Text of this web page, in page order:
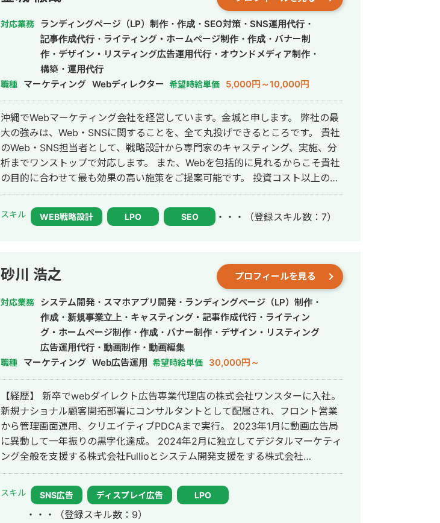
パートナー加盟 メールアドレス r.yonemori@regalonico.com 米森直通 070-
8467-5366
対応業務
ランディングページ（LP）制作・作成・SEO対策・SNS運用代行・
記事作成代行・ライティング・ホームページ制作・作成・バナー制
作・デザイン・リスティング広告運用代行・オウンドメディア制作・
構築・運用代行
職種 マーケティング Webディレクター 希望時給単価 5,000円～10,000円
沖縄でWebマーケティング会社を経営しています。金城と申します。 弊社の最
大の強みは、Web・SNSに関することを、全て丸投げできるところです。 貴社
のWeb・SNS担当者として、戦略設計から専門家のキャスティング、実施、分
析までワンストップで対応します。 また、Webを包括的に見れるからこそ貴社
の目的に合わせて最も効果の高い施策をご提案可能です。 投資コスト以上の成
果を出すことをお約束しています。 おかげさまで継続利用率は90%超えです。
ご相談からお見積もりまで完全無料。強引な勧誘等も一切いたしませんので、
まずはお気軽にお問い合わせください。 「頼んでよかった」と思ってもらえる
スキル WEB戦略設計 LPO SEO ・・・ （登録スキル数：7）
砂川 浩之 プロフィールを見る
対応業務
システム開発・スマホアプリ開発・ランディングページ（LP）制作・
作成・新規事業立上・キャスティング・記事作成代行・ライティン
グ・ホームページ制作・作成・バナー制作・デザイン・リスティング
広告運用代行・動画制作・動画編集
職種 マーケティング Web広告運用 希望時給単価 30,000円～
【経歴】 新卒でwebダイレクト広告専業代理店の株式会社ワンスターに入社。
新規ナショナル顧客開拓部署にコンサルタントとして配属され、フロント営業
から管理画面運用、クリエイティブPDCAまで実行。 2023年1月に動画広告局
に異動して一年振りの黒字化達成。 2024年2月に独立してデジタルマーケティ
ング全般を支援する株式会社Fullioとシステム開発支援をする株式会社
BRAVEAIDを創業、代表取締役就任。 【主な実績】 ・D2C系 飲料、食品、化
粧品、健康食品を中心に月額100万円から最高1.65億円の運用実績があります。
特にMeta広告、Google広告の攻略が強く、時点でYDA、TikTok、各種DSP、
LINE（YDAに統合されますが）、Smartnewsの順に運用、CPA目標クリア実績
スキル SNS広告 ディスプレイ広告 LPO
・・・ （登録スキル数：9）